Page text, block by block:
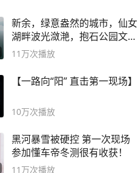
新余，绿意盎然的城市，仙女
湖畔波光潋滟，抱石公园文化
深邃……
11万次播放
【一路向“阳” 直击第一现场】
10万次播放
黑河暴雪被硬控 第一次现场
参加懂车帝冬测很有收获！
11万次播放